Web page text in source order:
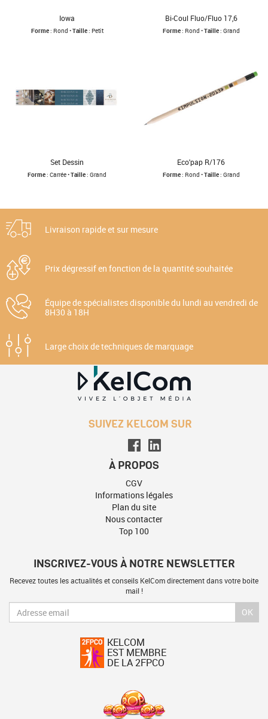
Iowa
Forme: Rond •Taille: Petit
Bi-Coul Fluo/Fluo 17,6
Forme: Rond •Taille: Grand
Set Dessin
Forme: Carrée •Taille: Grand
Eco'pap R/176
Forme: Rond •Taille: Grand
Livraison rapide et sur mesure
Prix dégressif en fonction de la quantité souhaitée
Équipe de spécialistes disponible du lundi au vendredi de
8H30 à 18H
Large choix de techniques de marquage
SUIVEZ KELCOM SUR
À PROPOS
CGV
Informations légales
Plan du site
Nous contacter
Top 100
INSCRIVEZ-VOUS À NOTRE NEWSLETTER
Recevez toutes les actualités et conseils KelCom directement dans votre boite
mail !
OK
KELCOM
EST MEMBRE
DE LA 2FPCO